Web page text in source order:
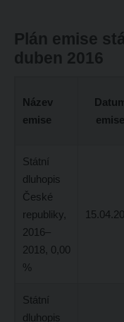
Plán emise
duben 2016
Název
emise
emise
Státní
dluhopis
České
republiky,
2016–
2018, 0,00
%
Státní
dluhopis